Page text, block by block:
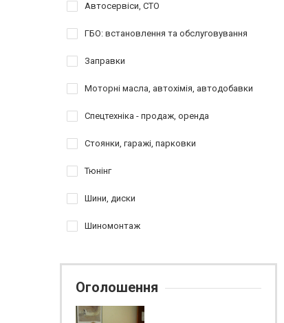
Автосервіси, СТО
ГБО: встановлення та обслуговування
Заправки
Моторні масла, автохімія, автодобавки
Спецтехніка - продаж, оренда
Стоянки, гаражі, парковки
Тюнінг
Шини, диски
Шиномонтаж
Оголошення